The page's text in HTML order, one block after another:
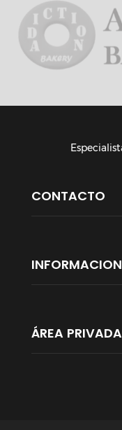
CONTACTO
INFORMACION
ÁREA PRIVADA